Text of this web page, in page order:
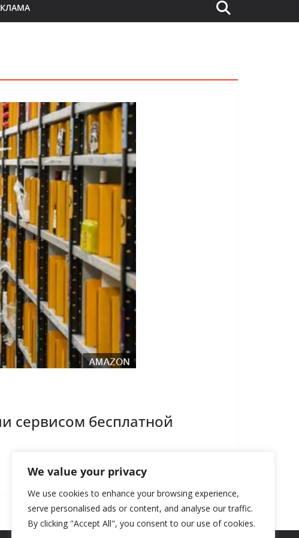
We value your privacy
We use cookies to enhance your browsing experience,
serve personalised ads or content, and analyse our traffic.
By clicking "Accept All", you consent to our use of cookies.
сервисом бесплатной